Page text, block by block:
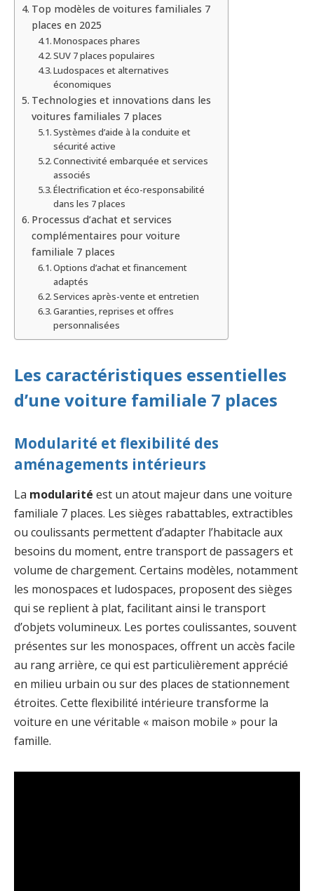
Top modèles de voitures familiales 7
places en 2025
Monospaces phares
SUV 7 places populaires
Ludospaces et alternatives
économiques
Technologies et innovations dans les
voitures familiales 7 places
Systèmes d’aide à la conduite et
sécurité active
Connectivité embarquée et services
associés
Électrification et éco-responsabilité
dans les 7 places
Processus d’achat et services
complémentaires pour voiture
familiale 7 places
Options d’achat et financement
adaptés
Services après-vente et entretien
Garanties, reprises et offres
personnalisées
Les caractéristiques essentielles
d’une voiture familiale 7 places
Modularité et flexibilité des
aménagements intérieurs
La modularité est un atout majeur dans une voiture
familiale 7 places. Les sièges rabattables, extractibles
ou coulissants permettent d’adapter l’habitacle aux
besoins du moment, entre transport de passagers et
volume de chargement. Certains modèles, notamment
les monospaces et ludospaces, proposent des sièges
qui se replient à plat, facilitant ainsi le transport
d’objets volumineux. Les portes coulissantes, souvent
présentes sur les monospaces, offrent un accès facile
au rang arrière, ce qui est particulièrement apprécié
en milieu urbain ou sur des places de stationnement
étroites. Cette flexibilité intérieure transforme la
voiture en une véritable « maison mobile » pour la
famille.